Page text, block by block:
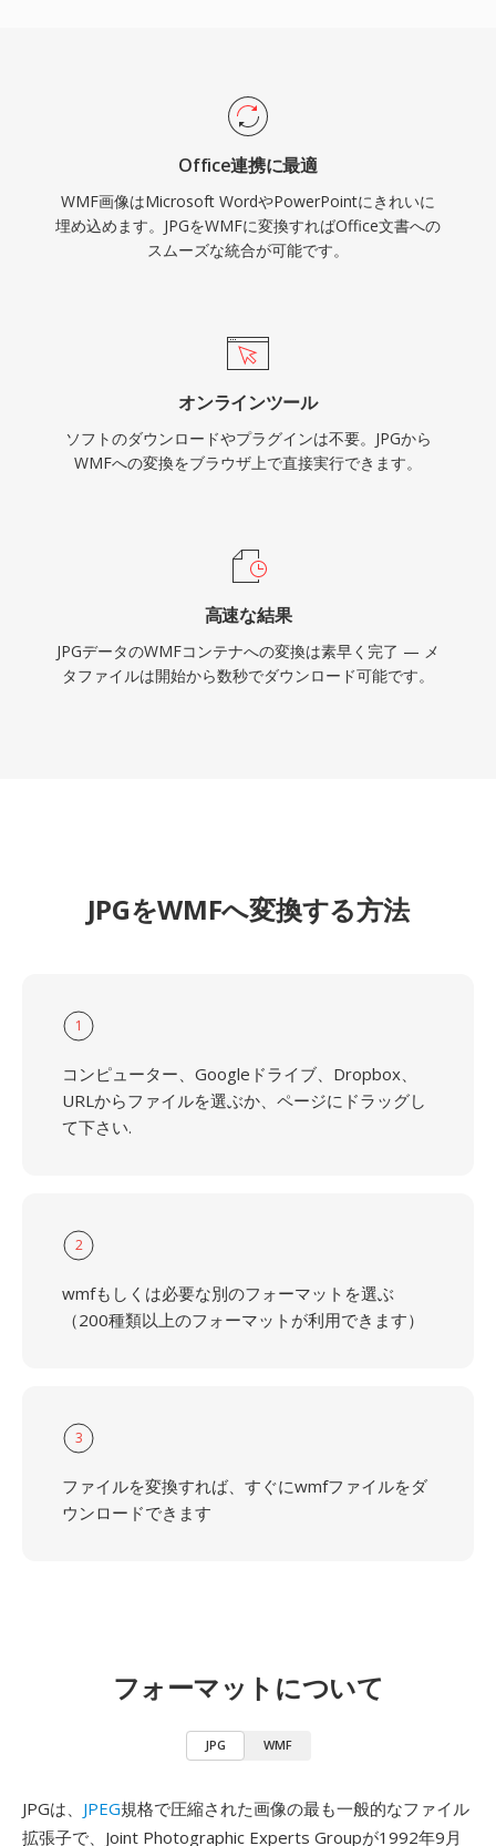
Office連携に最適
WMF画像はMicrosoft WordやPowerPointにきれいに
埋め込めます。JPGをWMFに変換すればOffice文書への
スムーズな統合が可能です。
オンラインツール
ソフトのダウンロードやプラグインは不要。JPGから
WMFへの変換をブラウザ上で直接実行できます。
高速な結果
JPGデータのWMFコンテナへの変換は素早く完了 — メ
タファイルは開始から数秒でダウンロード可能です。
JPGをWMFへ変換する方法
1
コンピューター、Googleドライブ、Dropbox、
URLからファイルを選ぶか、ページにドラッグし
て下さい.
2
wmfもしくは必要な別のフォーマットを選ぶ
（200種類以上のフォーマットが利用できます）
3
ファイルを変換すれば、すぐにwmfファイルをダ
ウンロードできます
フォーマットについて
JPG WMF
JPGは、 JPEG規格で圧縮された画像の最も一般的なファイル
拡張子で、Joint Photographic Experts Groupが1992年9月